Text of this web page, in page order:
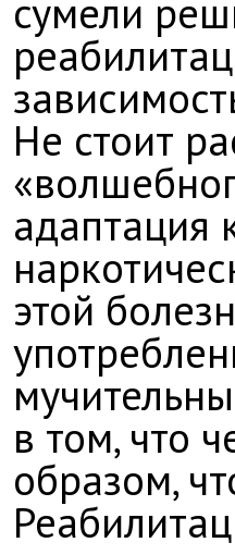
сумели
Не стоит
адаптация
этой
в том, что
образом,